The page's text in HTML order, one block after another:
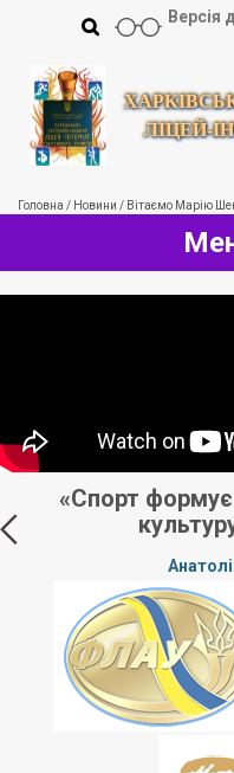
ЛІЦЕЙ-
Версія
Головна / Новини / Вітаємо Марію
«Спорт формує